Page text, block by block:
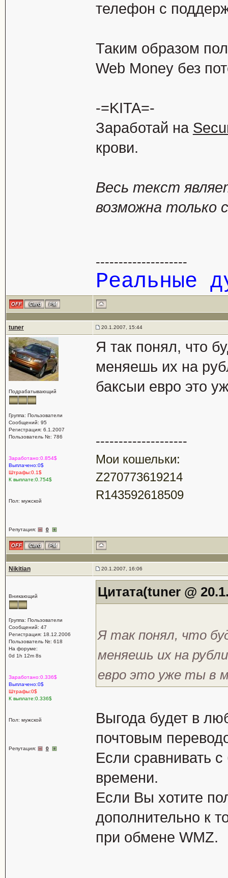
телефон с
Таким образом
Web Money без
-=KITA=-
Заработай на
крови.
Весь текст
возможна только
--------------------
Реальные
tuner 20.1.2007, 15:44
Подрабатывающий
Группа: Пользователи
Сообщений: 95
Регистрация: 6.1.2007
Пользователь №: 786
Заработано:0.854$
Выплачено:0$
Штрафы:0.1$
К выплате:0.754$
Пол: мужской
Репутация: 0
Я так понял, что
меняешь их на
баксыи евро это
--------------------
Мои кошельки:
Z270773619214
R143592618509
Nikitian 20.1.2007, 16:06
Вникающий
Группа: Пользователи
Сообщений: 47
Регистрация: 18.12.2006
Пользователь №: 618
На форуме:
0d 1h 12m 8s
Заработано:0.336$
Выплачено:0$
Штрафы:0$
К выплате:0.336$
Пол: мужской
Репутация: 0
Цитата(tuner @
Я так понял, что
меняешь их на
евро это уже ты в
Выгода будет в
почтовым
Если сравнивать
времени.
Если Вы хотите
дополнительно к
при обмене WMZ.